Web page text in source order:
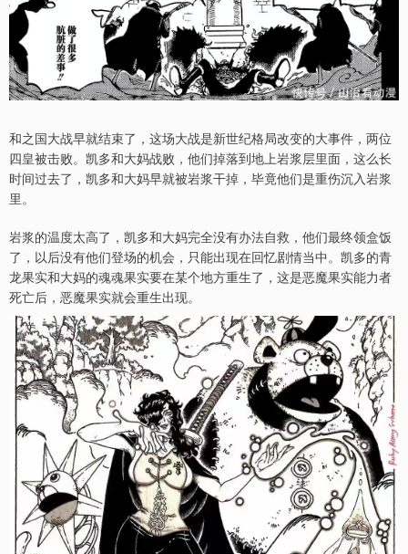
和之国大战早就结束了，这场大战是新世纪格局改变的大事件，两位
四皇被击败。凯多和大妈战败，他们掉落到地上岩浆层里面，这么长
时间过去了，凯多和大妈早就被岩浆干掉，毕竟他们是重伤沉入岩浆
里。
岩浆的温度太高了，凯多和大妈完全没有办法自救，他们最终领盒饭
了，以后没有他们登场的机会，只能出现在回忆剧情当中。凯多的青
龙果实和大妈的魂魂果实要在某个地方重生了，这是恶魔果实能力者
死亡后，恶魔果实就会重生出现。